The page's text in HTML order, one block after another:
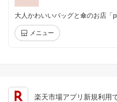
大人かわいいバッグと傘のお店「
メニュー
楽天市場アプリ新規利用